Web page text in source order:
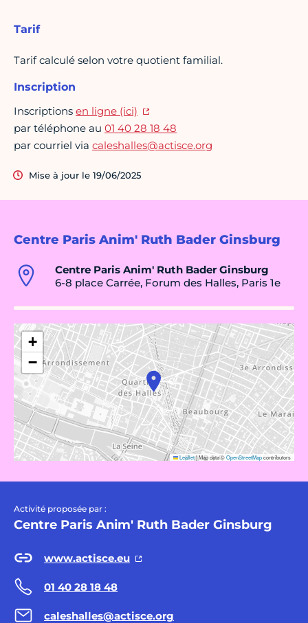
Centre Paris Anim' Ruth Bader Ginsburg
Centre Paris Anim' Ruth Bader Ginsburg
6-8 place Carrée, Forum des Halles, Paris 1e
+
−
Leaflet|Map data ©OpenStreetMapcontributors
Activité proposée par :
Centre Paris Anim' Ruth Bader Ginsburg
www.actisce.eu
01 40 28 18 48
caleshalles@actisce.org
Tarif
Tarif calculé selon votre quotient familial.
Inscription
Inscriptions en ligne (ici)
par téléphone au 01 40 28 18 48
par courriel via caleshalles@actisce.org
Mise à jour le 19/06/2025